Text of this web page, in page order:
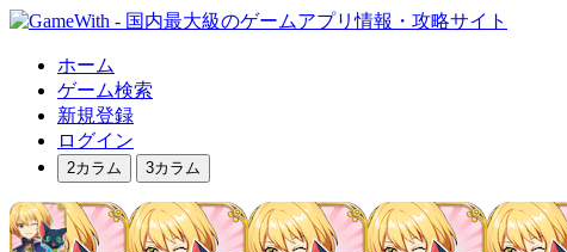
ホーム
ゲーム検索
新規登録
ログイン
2カラム 3カラム